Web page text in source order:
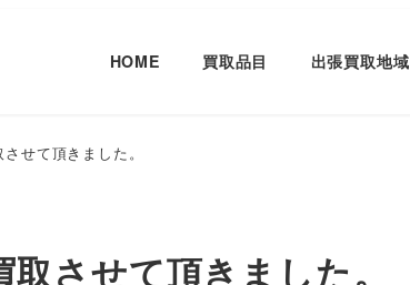
HOME 買取品目 出張買取地域
せて頂きました。
させて頂きました。